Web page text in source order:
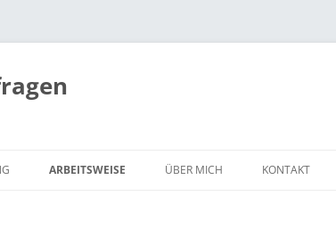
ARBEITSWEISE ÜBER MICH KONTAKT